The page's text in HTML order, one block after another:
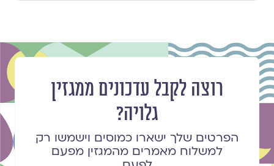
רוצה לקבל עדכונים ממגזין
גלויה?
הפרטים שלך ישארו כמוסים וישמשו רק
למשלוח מאמרים מהמגזין מפעם